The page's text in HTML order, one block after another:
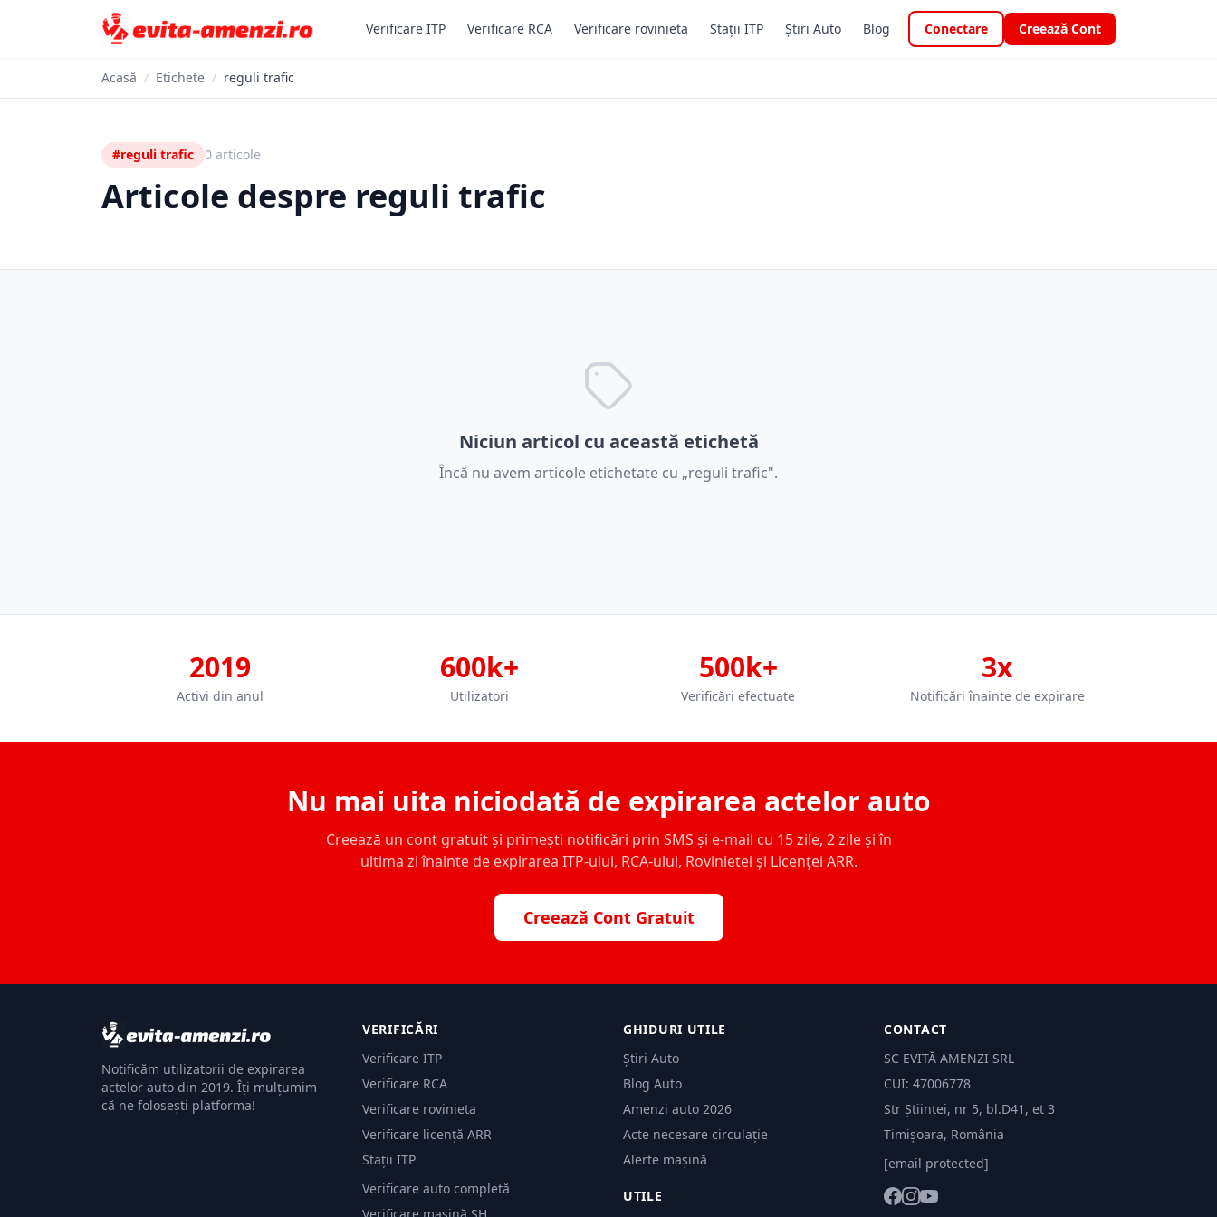
Verificare ITP Verificare RCA Verificare rovinieta Stații ITP Știri Auto Blog Conectare Creează Cont
Acasă / Etichete / reguli trafic
#reguli trafic 0 articole
Articole despre reguli trafic
Niciun articol cu această etichetă
Încă nu avem articole etichetate cu „reguli trafic".
2019
Activi din anul
600k+
Utilizatori
500k+
Verificări efectuate
3x
Notificări înainte de expirare
Nu mai uita niciodată de expirarea actelor auto
Creează un cont gratuit și primești notificări prin SMS și e-mail cu 15 zile, 2 zile și în
ultima zi înainte de expirarea ITP-ului, RCA-ului, Rovinietei și Licenței ARR.
Creează Cont Gratuit
Notificăm utilizatorii de expirarea
actelor auto din 2019. Îți mulțumim
că ne folosești platforma!
VERIFICĂRI
Verificare ITP
Verificare RCA
Verificare rovinieta
Verificare licență ARR
Stații ITP
Verificare auto completă
GHIDURI UTILE
Știri Auto
Blog Auto
Amenzi auto 2026
Acte necesare circulație
Alerte mașină
UTILE
CONTACT
SC EVITĂ AMENZI SRL
CUI: 47006778
Str Științei, nr 5, bl.D41, et 3
Timișoara, România
[email protected]